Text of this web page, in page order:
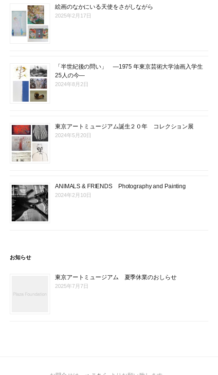
絵画のなかにいる天使をさがしながら
2025年2月17日
「半世紀後の問い」 ―1975 年東京芸術大学油画入学生
25人の今―
2024年8月2日
東京アートミュージアム誕生２０年 コレクション展
2024年5月20日
ANIMALS & FRIENDS Photography and Painting
2024年2月10日
お知らせ
東京アートミュージアム 夏季休業のおしらせ
2025年7月7日